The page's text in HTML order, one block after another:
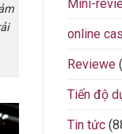
Mini-
online
Reviewe
Tiến độ
Tin tức